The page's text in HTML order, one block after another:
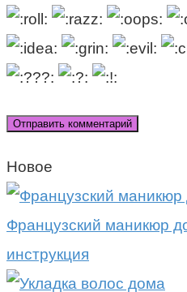
Новое
Французский маникюр
инструкция